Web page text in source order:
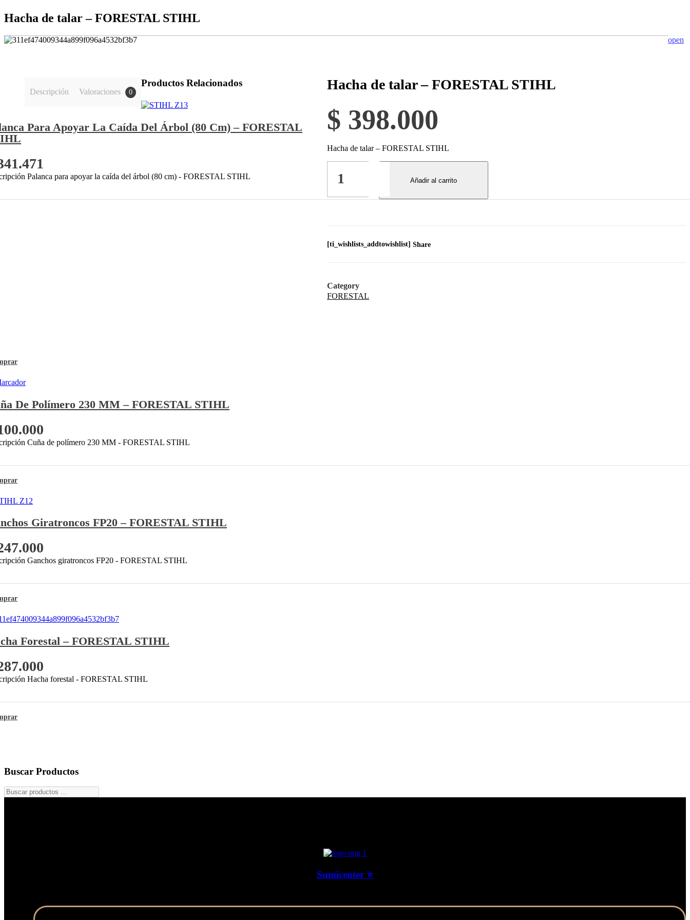
Hacha de talar – FORESTAL STIHL
open
Hacha de talar – FORESTAL STIHL
$ 398.000
Hacha de talar – FORESTAL STIHL
talar
FORESTAL
Añadir al carrito
[ti_wishlists_addtowishlist] Share
Category
FORESTAL
Descripción Valoraciones 0
Productos Relacionados
Para Apoyar La Caída Del Árbol (80 Cm) – FORESTAL
Palanca para apoyar la caída del árbol (80 cm) - FORESTAL STIHL
De Polímero 230 MM – FORESTAL STIHL
Cuña de polímero 230 MM - FORESTAL STIHL
Giratroncos FP20 – FORESTAL STIHL
Ganchos giratroncos FP20 - FORESTAL STIHL
Forestal – FORESTAL STIHL
Hacha forestal - FORESTAL STIHL
Buscar Productos
Sumicenter ⭐